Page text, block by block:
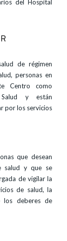
del Hospital
de régimen
personas en
Centro como
y están
por los servicios
que desean
salud y que se
de vigilar la
de salud, la
los deberes de